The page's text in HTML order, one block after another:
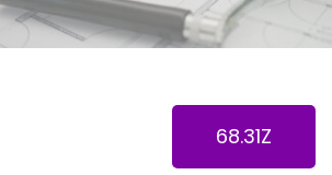
68.31Z